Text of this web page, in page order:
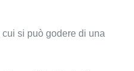
cui si può godere di una